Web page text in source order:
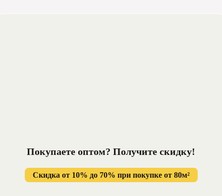
Покупаете оптом? Получите скидку!
Скидка от 10% до 70% при покупке от 80м²